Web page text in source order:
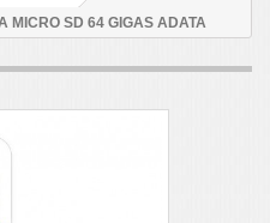
MICRO SD 64 GIGAS ADATA